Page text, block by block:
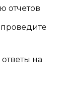
отчетов
на